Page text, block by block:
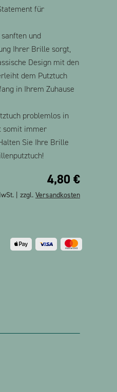
für
und
Ihrer Brille sorgt,
Design mit den
dem Putztuch
in Ihrem Zuhause
problemlos in
somit immer
Sie Ihre Brille
4,80 €
| zzgl. Versandkosten